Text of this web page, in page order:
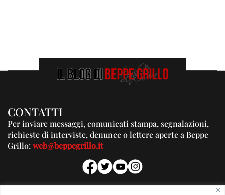
CONTATTI
Per inviare messaggi, comunicati stampa, segnalazioni,
richieste di interviste, denunce o lettere aperte a Beppe
Grillo:web@beppegrillo.it